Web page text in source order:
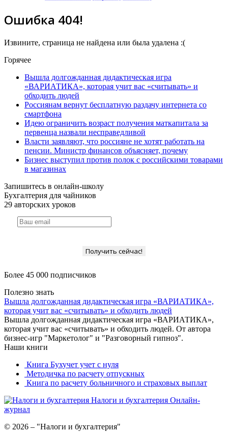
Ошибка 404!
Извините, страница не найдена или была удалена :(
Горячее
Вышла долгожданная дидактическая игра
«ВАРИАТИКА», которая учит вас «считывать» и
обходить людей
Россиянам вернут бесплатную раздачу интернета со
смартфона
Идею ограничить возраст получения маткапитала за
первенца назвали несправедливой
Власти заявляют, что россияне не хотят работать на
пенсии. Министр финансов объясняет, почему
Бизнес выступил против полок с российскими товарами
в магазинах
Запишитесь в онлайн-школу
Бухгалтерия для чайников
29 авторских уроков
Получить сейчас!
Более 45 000 подписчиков
Полезно знать
Вышла долгожданная дидактическая игра «ВАРИАТИКА»,
которая учит вас «считывать» и обходить людей
Вышла долгожданная дидактическая игра «ВАРИАТИКА»,
которая учит вас «считывать» и обходить людей. От автора
бизнес-игр "Маркетолог" и "Разговорный гипноз".
Наши книги
Книга Бухучет учет с нуля
Методичка по расчету отпускных
Книга по расчету больничного и страховых выплат
Налоги и бухгалтерия Онлайн-
журнал
© 2026 – "Налоги и бухгалтерия"